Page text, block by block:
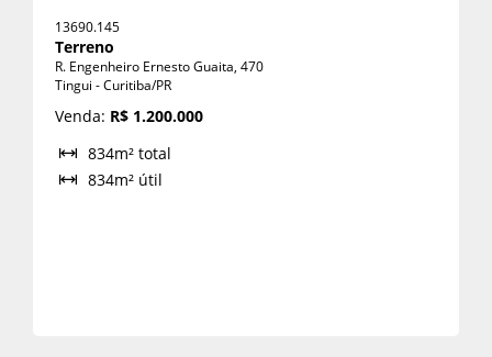
13690.145
Terreno
R. Engenheiro Ernesto Guaita, 470
Tingui - Curitiba/PR
Venda: R$ 1.200.000
834m² total
834m² útil